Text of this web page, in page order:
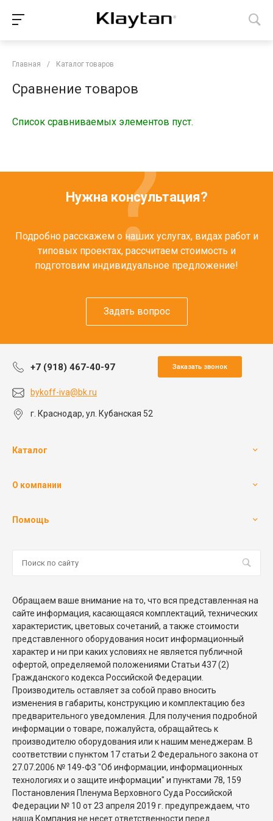
Главная / Каталог товаров
Сравнение товаров
Список сравниваемых элементов пуст.
Нужна консультация?
Подробно расскажем о наших услугах, видах работ и
типовых проектах, рассчитаем стоимость и
подготовим индивидуальное предложение!
Задать вопрос
+7 (918) 467-40-97 Заказать звонок
bykoff-iva@bk.ru
г. Краснодар, ул. Кубанская 52
Каталог
О компании
Помощь
Обращаем ваше внимание на то, что вся представленная на
сайте информация, касающаяся комплектаций, технических
характеристик, цветовых сочетаний, а также стоимости
представленного оборудования носит информационный
характер и ни при каких условиях не является публичной
офертой, определяемой положениями Статьи 437 (2)
Гражданского кодекса Российской Федерации.
Производитель оставляет за собой право вносить
изменения в габариты, конструкцию и комплектацию без
предварительного уведомления. Для получения подробной
информации о товаре, пожалуйста, обращайтесь к
производителю оборудования или к нашим менеджерам. В
соответствии с пунктом 17 статьи 2 Федерального закона от
27.07.2006 № 149-ФЗ "Об информации, информационных
технологиях и о защите информации" и пунктами 78, 159
Постановления Пленума Верховного Суда Российской
Федерации № 10 от 23 апреля 2019 г. предупреждаем, что
наша Компания не несет ответственности перед